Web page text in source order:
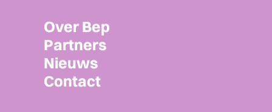
Over Bep
Partners
Nieuws
Gepubliceerd:
29 juni 2026
In dit artikel: